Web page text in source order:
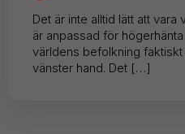
Det är inte alltid lätt att vara
är anpassad för
världens befolkning
vänster hand. Det […]